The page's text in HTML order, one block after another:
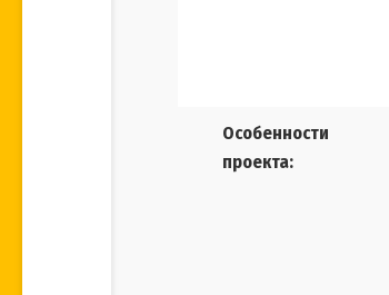
Особенности
проекта: